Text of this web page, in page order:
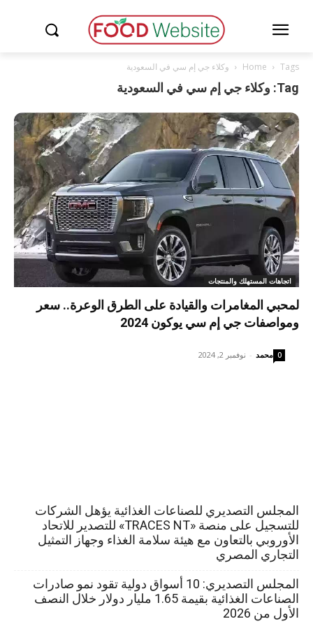
Home Tags وكلاء جي إم سي في السعودية
Tag: وكلاء جي إم سي في السعودية
اتجاهات المستهلك والمنتجات
لمحبي المغامرات والقيادة على الطرق الوعرة.. سعر
ومواصفات جي إم سي يوكون 2024
محمد - نوفمبر 2, 2024 0
المجلس التصديري للصناعات الغذائية يؤهل الشركات
للتسجيل على منصة «TRACES NT» للتصدير للاتحاد
الأوروبي بالتعاون مع هيئة سلامة الغذاء وجهاز التمثيل
التجاري المصري
المجلس التصديري: 10 أسواق دولية تقود نمو صادرات
الصناعات الغذائية بقيمة 1.65 مليار دولار خلال النصف
الأول من 2026